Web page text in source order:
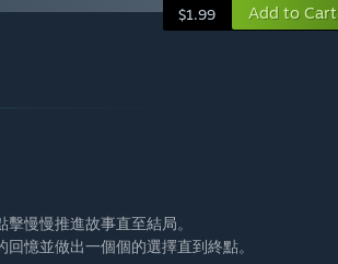
$1.99 Add to Cart
慢慢推進故事直至結局。
憶並做出一個個的選擇直到終點。